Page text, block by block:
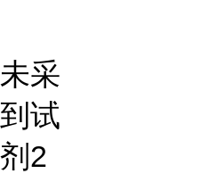
未采
到试
剂2